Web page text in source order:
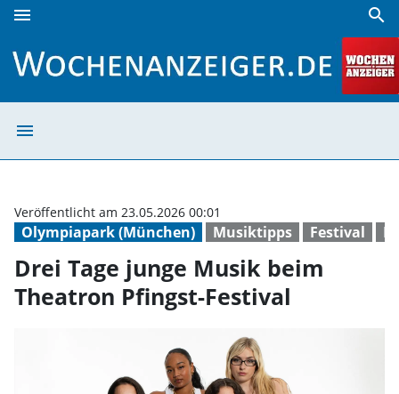
menu search
menu
Olympiapark (München) Musiktipps Festival
Veröffentlicht am 23.05.2026 00:01
Drei Tage junge Musik beim
Theatron Pfingst-Festival